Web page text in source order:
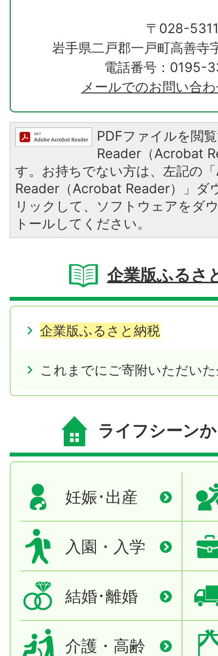
〒028-
岩手県二戸郡一戸町高善寺
電話番号：0195-
メールでのお問い合
PDFファイルを閲
Reader（Acrobat
す。お持ちでない方は、左記の
Reader（Acrobat Reader）」ダ
リックして、ソフトウェアをダ
トールしてください。
企業版ふるさ
企業版ふるさと納税
これまでにご寄附いただい
ライフシーン
妊娠･出産
入園・入学
結婚･離婚
介護・高齢